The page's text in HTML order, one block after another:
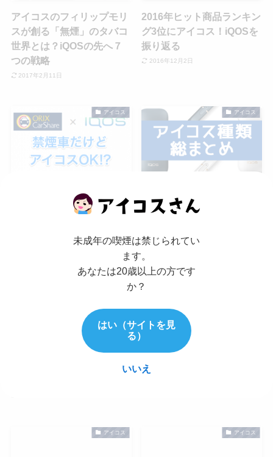
アイコスのフィリップモリ
スが創る「無煙」のタバコ
世界とは？iQOSの先へ７
つの戦略
2017年2月11日
2016年ヒット商品ランキン
グ3位にアイコス！iQOSを
振り返る
2016年12月2日
アイコス
禁煙車だけどアイコス
OK！iQOSとレンタカーが
アイコス
iQOS本体からタバコ味ま
アイコス
アイコスで3キロ太った？
電子タバコアイコスの購入
方法は？iQOS売り切れで
アイコス アイコス
未成年の喫煙は禁じられてい
ます。
あなたは20歳以上の方です
か？
はい（サイトを見
る）
いいえ